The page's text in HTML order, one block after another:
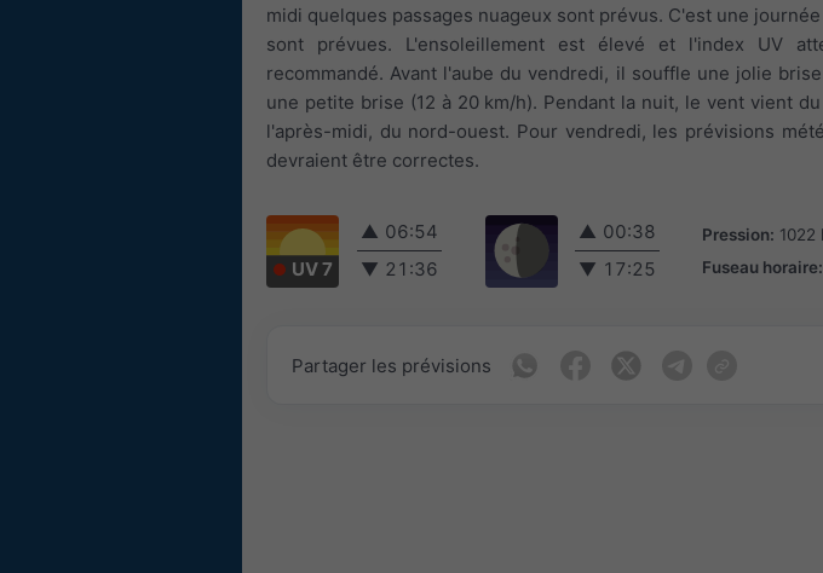
midi quelques passages nuageux sont prévus. C'est une
sont prévues. L'ensoleillement est élevé et l'index UV
recommandé. Avant l'aube du vendredi, il souffle une jolie
une petite brise (12 à 20 km/h). Pendant la nuit, le vent vient
l'après-midi, du nord-ouest. Pour vendredi, les prévisions
devraient être correctes.
UV 7
▲ 06:54
▼ 21:36
▲ 00:38
▼ 17:25
Pression: 1022
Fuseau horaire:
Partager les prévisions